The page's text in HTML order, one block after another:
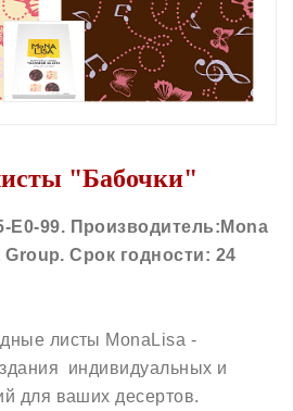
"Бабочки"
E0-99. Производитель: Mona
Group.Срок годности: 24
листы MonaLisa -
индивидуальных и
для ваших десертов.